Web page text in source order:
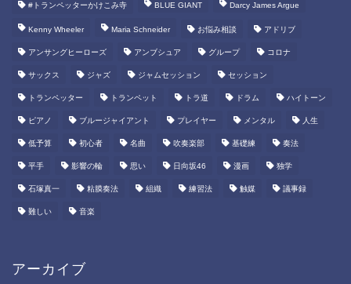
#トランペッターかけこみ寺 BLUE GIANT Darcy James Argue
Kenny Wheeler Maria Schneider お悩み相談 アドリブ
アンサングヒーローズ アンブシュア グループ コロナ
サックス ジャズ ジャムセッション セッション
トランペッター トランペット トラ道 ドラム ハイトーン
ピアノ ブルージャイアント プレイヤー メンタル 人生
低予算 初心者 名曲 吹奏楽部 基礎練 奏法
平手 影響の輪 思い 日向坂46 漫画 独学
石塚真一 粘膜奏法 組織 練習法 触媒 議事録
難しい 音楽
アーカイブ